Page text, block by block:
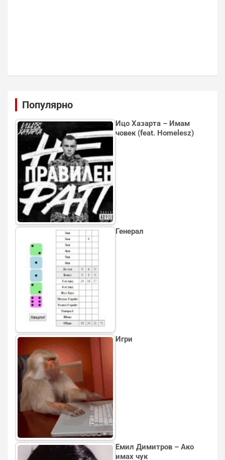
Популярно
Ицо Хазарта – Имам
човек (feat. Homelesz)
Генерал
Игри
Емил Димитров – Ако
имах чук